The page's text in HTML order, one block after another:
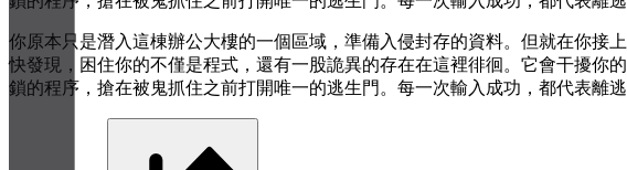
你原本只是潛入這棟辦公大樓的一個區域，準備入侵封存的資料。但就在你
快發現，困住你的不僅是程式，還有一股詭異的存在在這裡徘徊。它會干擾
鎖的程序，搶在被鬼抓住之前打開唯一的逃生門。每一次輸入成功，都代表離